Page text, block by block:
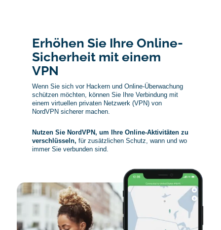
Erhöhen Sie Ihre Online-
Sicherheit mit einem
VPN
Wenn Sie sich vor Hackern und Online-Überwachung
schützen möchten, können Sie Ihre Verbindung mit
einem virtuellen privaten Netzwerk (VPN) von
NordVPN sicherer machen.
Nutzen Sie NordVPN, um Ihre Online-Aktivitäten zu
verschlüsseln, für zusätzlichen Schutz, wann und wo
immer Sie verbunden sind.